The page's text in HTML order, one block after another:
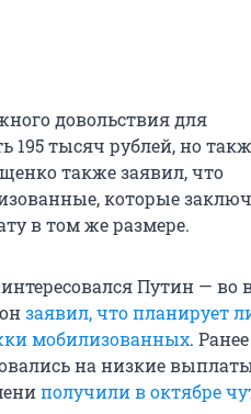
довольствия для
195 тысяч рублей, но
также заявил, что
которые
в том же размере.
Путин — во
заявил, что планирует
мобилизованных.
на низкие
получили в октябре